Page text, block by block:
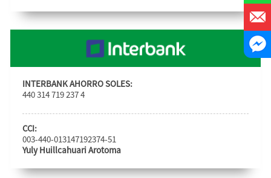
INTERBANK AHORRO SOLES:
440 314 719 237 4
CCI:
003-440-013147192374-51
Yuly Huillcahuari Arotoma